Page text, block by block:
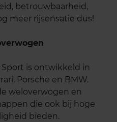
betrouwbaarheid,
meer rijsensatie dus!
is ontwikkeld in
Porsche en BMW.
weloverwogen en
die ook bij hoge
bieden.